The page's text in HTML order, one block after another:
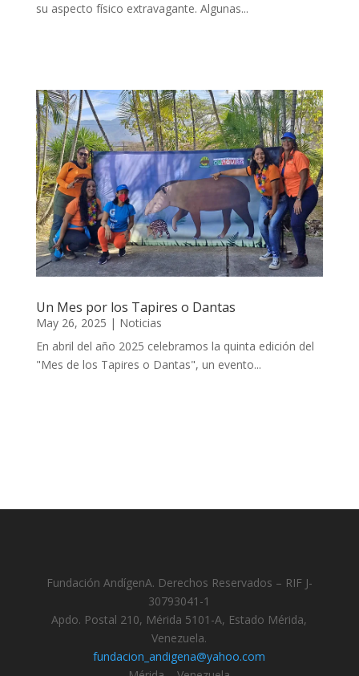
su aspecto físico extravagante. Algunas...
Un Mes por los Tapires o Dantas
May 26, 2025 | Noticias
En abril del año 2025 celebramos la quinta edición del
"Mes de los Tapires o Dantas", un evento...
Fundación AndígenA. Derechos Reservados – RIF J-
30793041-1
Apdo. Postal 210, Mérida 5101-A, Estado Mérida,
Venezuela.
fundacion_andigena@yahoo.com